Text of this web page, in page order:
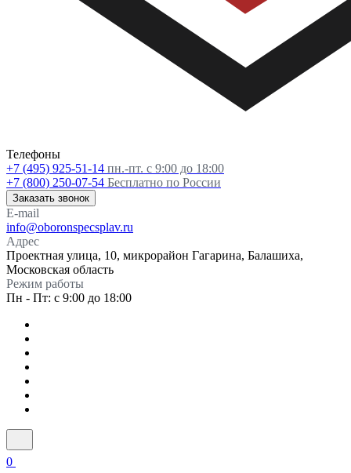
Телефоны
+7 (495) 925-51-14 пн.-пт. с 9:00 до 18:00
+7 (800) 250-07-54 Бесплатно по России
Заказать звонок
E-mail
info@oboronspecsplav.ru
Адрес
Проектная улица, 10, микрорайон Гагарина, Балашиха,
Московская область
Режим работы
Пн - Пт: с 9:00 до 18:00
0